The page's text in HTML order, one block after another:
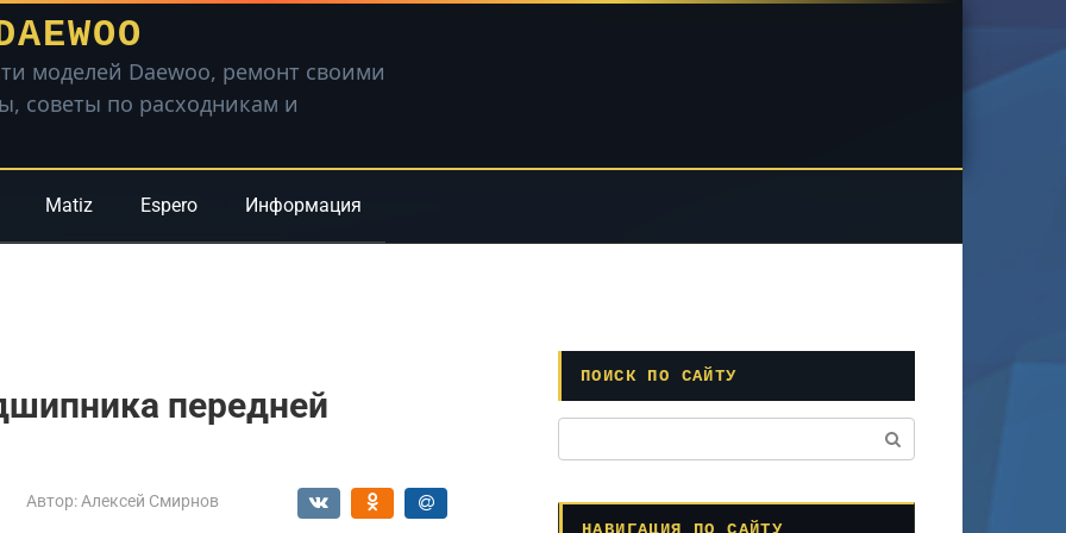
моделей Daewoo, ремонт своими
советы по расходникам и
Matiz Espero Информация
передней
Автор: Алексей Смирнов
ПОИСК ПО САЙТУ